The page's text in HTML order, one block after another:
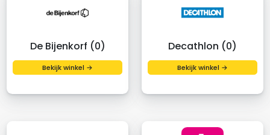
De Bijenkorf (0)
Bekijk winkel →
Decathlon (0)
Bekijk winkel →